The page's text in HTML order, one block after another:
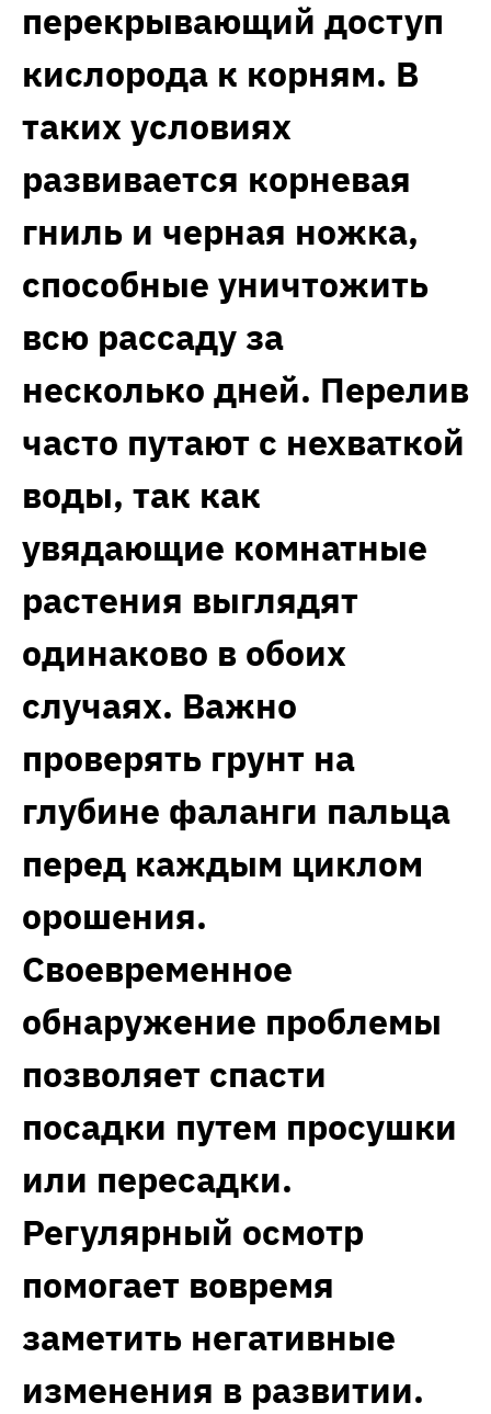
перекрывающий доступ
кислорода к корням. В
таких условиях
развивается корневая
гниль и черная ножка,
способные уничтожить
всю рассаду за
несколько дней. Перелив
часто путают с нехваткой
воды, так как
увядающие комнатные
растения выглядят
одинаково в обоих
случаях. Важно
проверять грунт на
глубине фаланги пальца
перед каждым циклом
орошения.
Своевременное
обнаружение проблемы
позволяет спасти
посадки путем просушки
или пересадки.
Регулярный осмотр
помогает вовремя
заметить негативные
изменения в развитии.